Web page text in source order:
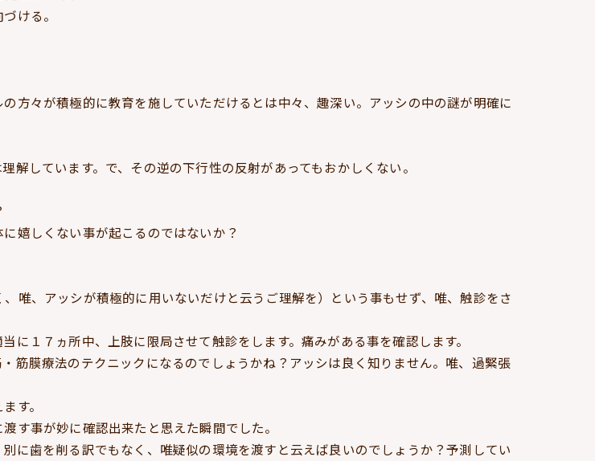
ける。
方々が積極的に教育を施していただけるとは中々、趣深い。アッシの中の謎が明確に
しています。で、その逆の下行性の反射があってもおかしくない。
嬉しくない事が起こるのではないか？
唯、アッシが積極的に用いないだけと云うご理解を）という事もせず、唯、触診をさ
１７ヵ所中、上肢に限局させて触診をします。痛みがある事を確認します。
筋膜療法のテクニックになるのでしょうかね？アッシは良く知りません。唯、過緊張
す。
す事が妙に確認出来たと思えた瞬間でした。
に歯を削る訳でもなく、唯疑似の環境を渡すと云えば良いのでしょうか？予測してい